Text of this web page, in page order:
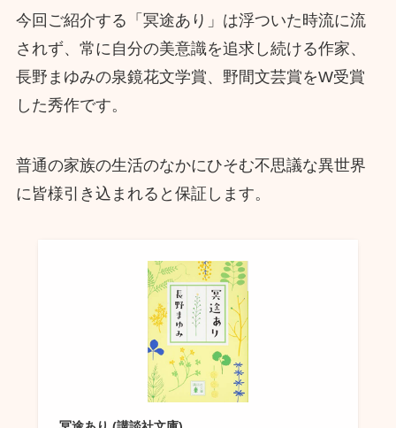
今回ご紹介する「冥途あり」は浮ついた時流に流
されず、常に自分の美意識を追求し続ける作家、
長野まゆみの泉鏡花文学賞、野間文芸賞をW受賞
した秀作です。
普通の家族の生活のなかにひそむ不思議な異世界
に皆様引き込まれると保証します。